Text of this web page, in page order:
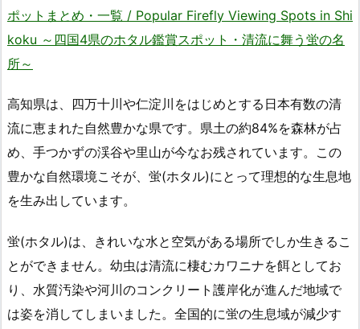
ポットまとめ・一覧 / Popular Firefly Viewing Spots in Shi
koku ～四国4県のホタル鑑賞スポット・清流に舞う蛍の名
所～
高知県は、四万十川や仁淀川をはじめとする日本有数の清
流に恵まれた自然豊かな県です。県土の約84%を森林が占
め、手つかずの渓谷や里山が今なお残されています。この
豊かな自然環境こそが、蛍(ホタル)にとって理想的な生息地
を生み出しています。
蛍(ホタル)は、きれいな水と空気がある場所でしか生きるこ
とができません。幼虫は清流に棲むカワニナを餌としてお
り、水質汚染や河川のコンクリート護岸化が進んだ地域で
は姿を消してしまいました。全国的に蛍の生息域が減少す